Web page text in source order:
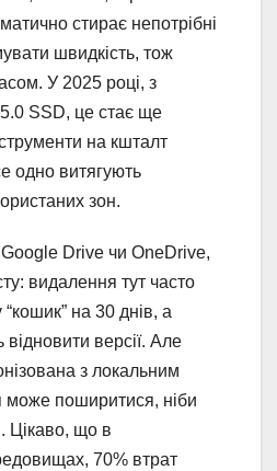
стирає непотрібні
швидкість, тож
У 2025 році, з
SSD, це стає ще
на кшталт
одно витягують
зон.
Google Drive чи OneDrive,
видалення тут часто
на 30 днів, а
версії. Але
з локальним
може поширитися, ніби
Цікаво, що в
70% втрат